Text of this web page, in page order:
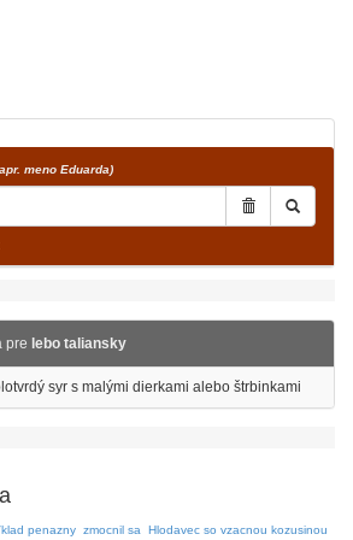
meno Eduarda)
pre lebo taliansky
syr s malými dierkami alebo štrbinkami
penazny zmocnil sa Hlodavec so vzacnou kozusinou